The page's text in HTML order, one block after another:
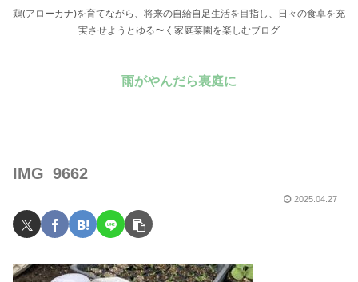
鶏(アローカナ)を育てながら、将来の自給自足生活を目指し、日々の食卓を充
実させようとゆる〜く家庭菜園を楽しむブログ
雨がやんだら裏庭に
IMG_9662
2025.04.27